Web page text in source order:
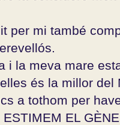
per mi també
i la meva mare
és la millor del
a tothom per
ESTIMEM EL